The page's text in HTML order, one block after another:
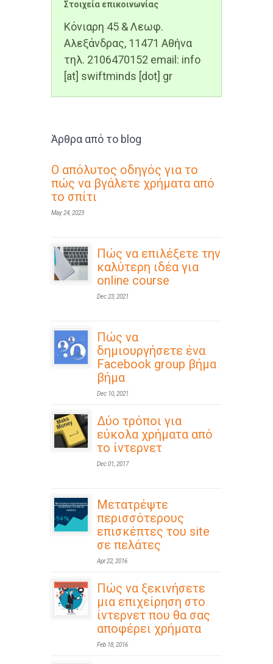
Στοιχεία επικοινωνίας
Κόνιαρη 45 & Λεωφ.
Αλεξάνδρας, 11471 Αθήνα
τηλ. 2106470152 email: info
[at] swiftminds [dot] gr
Άρθρα από το blog
Ο απόλυτος οδηγός για το
πώς να βγάλετε χρήματα από
το σπίτι
May 24, 2023
Πώς να επιλέξετε την
καλύτερη ιδέα για
online course
Dec 23, 2021
Πώς να
δημιουργήσετε ένα
Facebook group βήμα
βήμα
Dec 10, 2021
Δύο τρόποι για
εύκολα χρήματα από
το ίντερνετ
Dec 01, 2017
Μετατρέψτε
περισσότερους
επισκέπτες του site
σε πελάτες
Apr 22, 2016
Πώς να ξεκινήσετε
μια επιχείρηση στο
ίντερνετ που θα σας
αποφέρει χρήματα
Feb 18, 2016